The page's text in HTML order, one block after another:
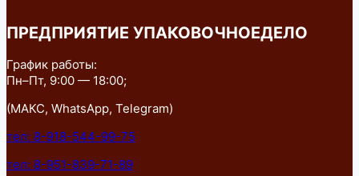
ПРЕДПРИЯТИЕ УПАКОВОЧНОЕДЕЛО
График работы:
Пн–Пт, 9:00 — 18:00;
(МАКС, WhatsApp, Telegram)
тел: 8-918-544-99-75
тел: 8-951-839-71-89